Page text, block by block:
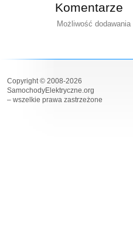
Komentarze
Możliwość
Copyright © 2008-2026
SamochodyElektryczne.org
– wszelkie prawa zastrzeżone